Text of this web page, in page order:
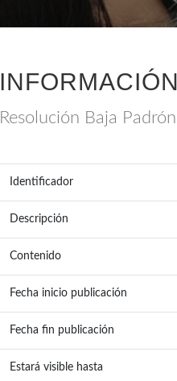
Resolución Baja
Identificador
Descripción
Contenido
Fecha inicio publicación
Fecha fin publicación
Estará visible hasta